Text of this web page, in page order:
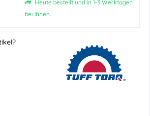
Heute bestellt und in 1-3 Werktagen
bei Ihnen.